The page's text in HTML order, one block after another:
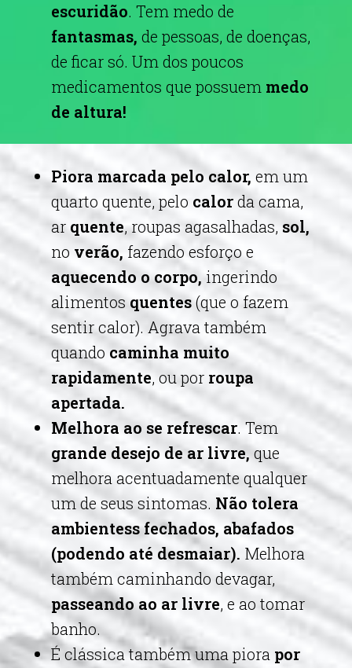
escuridão. Tem medo de
fantasmas, de pessoas, de doenças,
de ficar só. Um dos poucos
medicamentos que possuem medo
de altura!
Piora marcada pelo calor, em um
quarto quente, pelo calorda cama,
ar quente, roupas agasalhadas, sol,
no verão, fazendo esforço e
aquecendo o corpo,ingerindo
alimentosquentes(que o fazem
sentir calor). Agrava também
quando caminha muito
rapidamente, ou por roupa
apertada.
Melhora ao se refrescar. Tem
grande desejo de ar livre, que
melhora acentuadamente qualquer
um de seus sintomas. Não tolera
ambientess fechados, abafados
(podendo até desmaiar). Melhora
também caminhando devagar,
passeando ao ar livre, e ao tomar
banho.
É clássica também uma piora por